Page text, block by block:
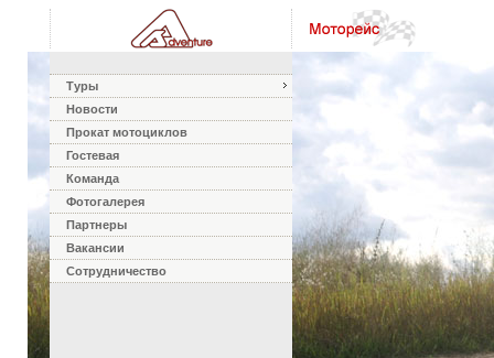
Туры
Новости
Прокат мотоциклов
Гостевая
Команда
Фотогалерея
Партнеры
Вакансии
Сотрудничество